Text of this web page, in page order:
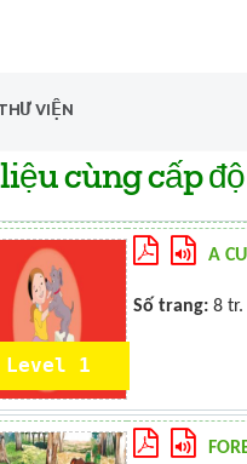
VIỆN
cùng cấp
Level 1
A
Số trang: 8 tr.